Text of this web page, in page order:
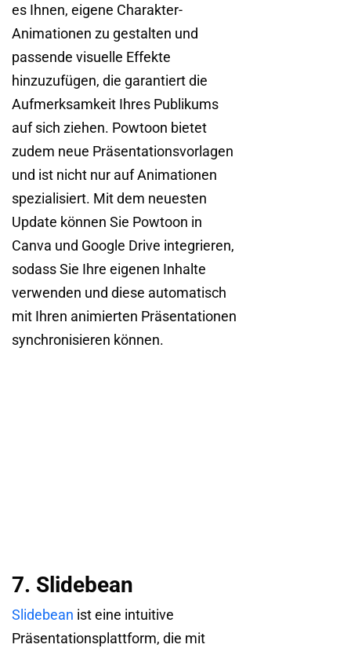
es Ihnen, eigene Charakter-
Animationen zu gestalten und
passende visuelle Effekte
hinzuzufügen, die garantiert die
Aufmerksamkeit Ihres Publikums
auf sich ziehen. Powtoon bietet
zudem neue Präsentationsvorlagen
und ist nicht nur auf Animationen
spezialisiert. Mit dem neuesten
Update können Sie Powtoon in
Canva und Google Drive integrieren,
sodass Sie Ihre eigenen Inhalte
verwenden und diese automatisch
mit Ihren animierten Präsentationen
synchronisieren können.
7. Slidebean
Slidebean ist eine intuitive
Präsentationsplattform, die mit